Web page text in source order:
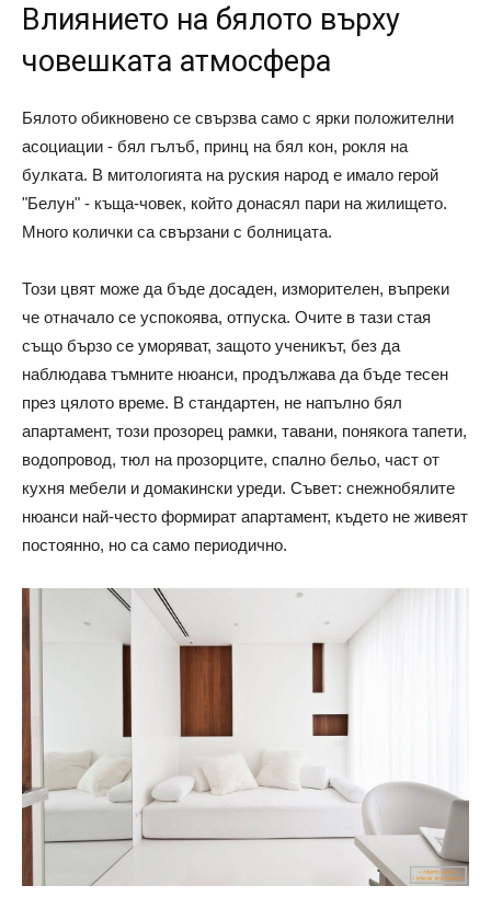
Влиянието на бялото върху
човешката атмосфера
Бялото обикновено се свързва само с ярки положителни
асоциации - бял гълъб, принц на бял кон, рокля на
булката. В митологията на руския народ е имало герой
"Белун" - къща-човек, който донасял пари на жилището.
Много колички са свързани с болницата.
Този цвят може да бъде досаден, изморителен, въпреки
че отначало се успокоява, отпуска. Очите в тази стая
също бързо се уморяват, защото ученикът, без да
наблюдава тъмните нюанси, продължава да бъде тесен
през цялото време. В стандартен, не напълно бял
апартамент, този прозорец рамки, тавани, понякога тапети,
водопровод, тюл на прозорците, спално бельо, част от
кухня мебели и домакински уреди. Съвет: снежнобялите
нюанси най-често формират апартамент, където не живеят
постоянно, но са само периодично.